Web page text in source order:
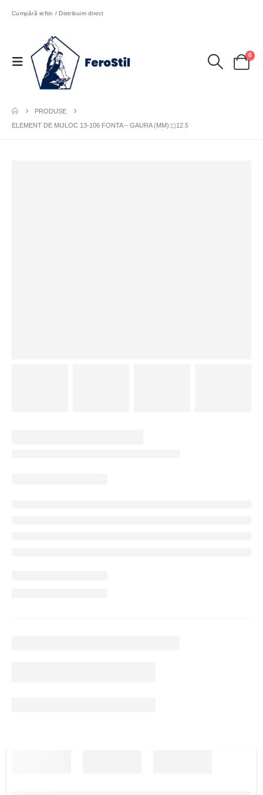
Cumpără ieftin / Distribuim direct
0
PRODUSE
ELEMENT DE MIJLOC 13-106 FONTA – GAURA (MM):◻12.5